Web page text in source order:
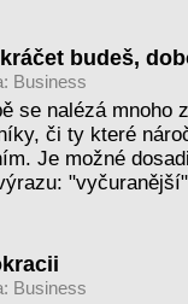
budeš,
Business
se nalézá mnoho
či ty které
Je možné
Business